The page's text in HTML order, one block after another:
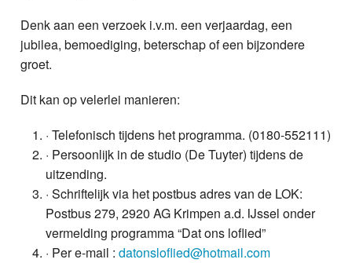
Denk aan een verzoek i.v.m. een verjaardag, een
jubilea, bemoediging, beterschap of een bijzondere
groet.
Dit kan op velerlei manieren:
· Telefonisch tijdens het programma. (0180-552111)
· Persoonlijk in de studio (De Tuyter) tijdens de
uitzending.
· Schriftelijk via het postbus adres van de LOK:
Postbus 279, 2920 AG Krimpen a.d. IJssel onder
vermelding programma “Dat ons loflied”
· Per e-mail :datonsloflied@hotmail.com